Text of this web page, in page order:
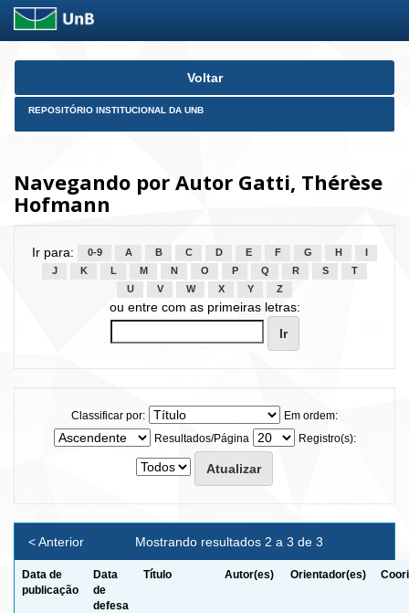
Skip
Voltar
REPOSITÓRIO INSTITUCIONAL DA UNB
Navegando por Autor Gatti, Thérèse
Hofmann
Ir para: 0-9 A B C D E F G H
J
K L M N O P Q R S
T
U
V W X Y Z
ou entre com as primeiras letras:
Classificar por:
Em ordem:
Resultados/Página
Registro(s):
Mostrando resultados 2 a 3 de 3
< Anterior
Data de
publicação
Data
de
defesa
Título Autor(es) Orientador(es)